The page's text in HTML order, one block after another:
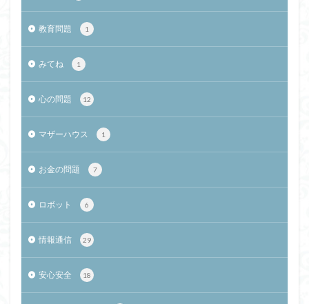
教育問題 1
みてね 1
心の問題 12
マザーハウス 1
お金の問題 7
ロボット 6
情報通信 29
安心安全 18